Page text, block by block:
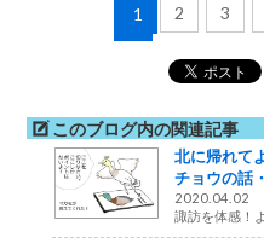
1 2 3
このブログ内の関連記事
北に帰れて
チョウの話
2020.04.02
諏訪を体感！